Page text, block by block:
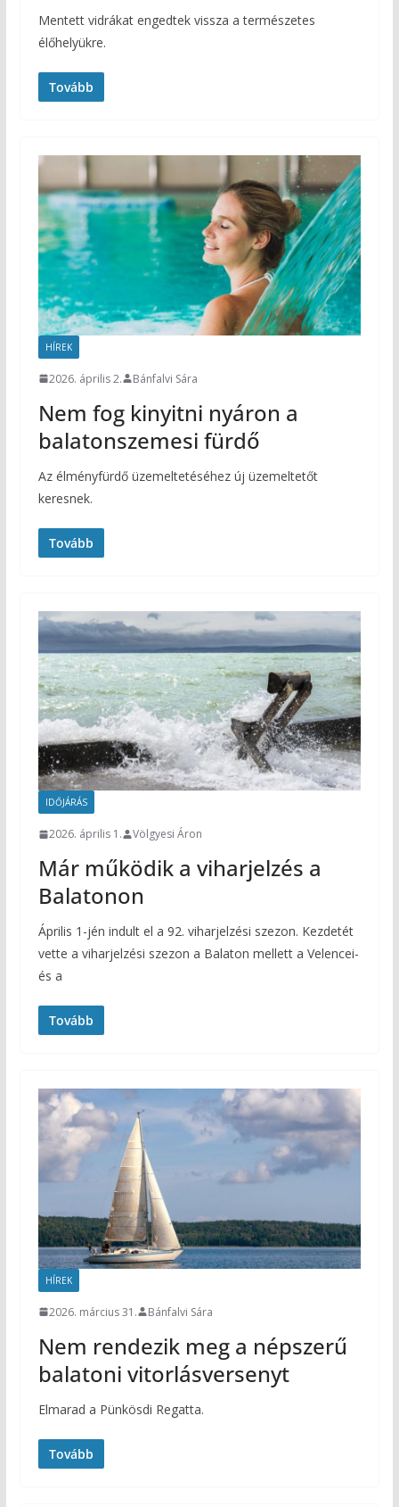
Mentett vidrákat engedtek vissza a természetes
élőhelyükre.
Tovább
HÍREK
2026. április 2. Bánfalvi Sára
Nem fog kinyitni nyáron a
balatonszemesi fürdő
Az élményfürdő üzemeltetéséhez új üzemeltetőt
keresnek.
Tovább
IDŐJÁRÁS
2026. április 1. Völgyesi Áron
Már működik a viharjelzés a
Balatonon
Április 1-jén indult el a 92. viharjelzési szezon. Kezdetét
vette a viharjelzési szezon a Balaton mellett a Velencei-
és a
Tovább
HÍREK
2026. március 31. Bánfalvi Sára
Nem rendezik meg a népszerű
balatoni vitorlásversenyt
Elmarad a Pünkösdi Regatta.
Tovább